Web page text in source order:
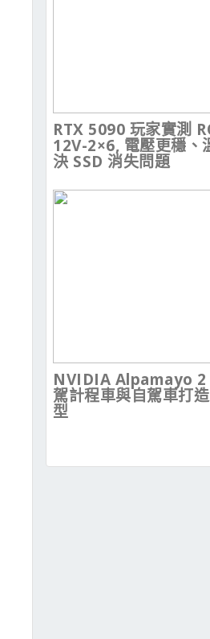
RTX 5090 玩家實測
12V-2×6, 電壓更穩、
決 SSD 消失問題
NVIDIA Alpamayo 2
駕計程車與自駕車打
型